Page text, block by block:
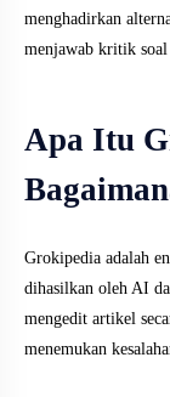
menghadirkan
menjawab kritik
Apa Itu
Grokipedia adalah
dihasilkan oleh AI
mengedit artikel
menemukan